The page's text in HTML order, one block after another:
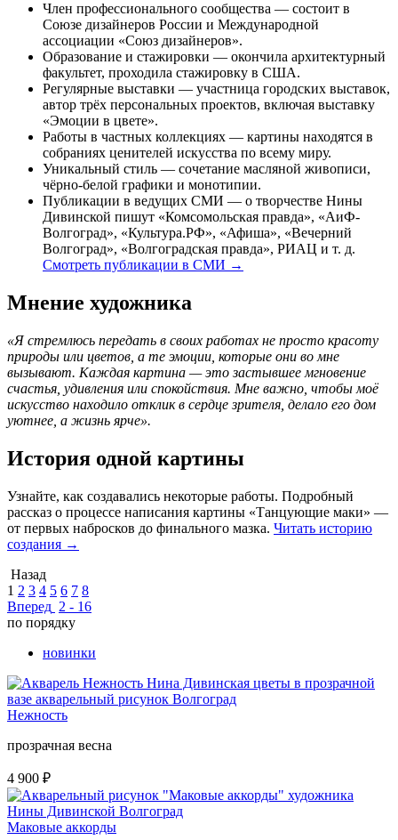
Член профессионального сообщества — состоит в
Союзе дизайнеров России и Международной
ассоциации «Союз дизайнеров».
Образование и стажировки — окончила архитектурный
факультет, проходила стажировку в США.
Регулярные выставки — участница городских выставок,
автор трёх персональных проектов, включая выставку
«Эмоции в цвете».
Работы в частных коллекциях — картины находятся в
собраниях ценителей искусства по всему миру.
Уникальный стиль — сочетание масляной живописи,
чёрно-белой графики и монотипии.
Публикации в ведущих СМИ — о творчестве Нины
Дивинской пишут «Комсомольская правда», «АиФ-
Волгоград», «Культура.РФ», «Афиша», «Вечерний
Волгоград», «Волгоградская правда», РИАЦ и т. д.
Смотреть публикации в СМИ →
Мнение художника
«Я стремлюсь передать в своих работах не просто красоту
природы или цветов, а те эмоции, которые они во мне
вызывают. Каждая картина — это застывшее мгновение
счастья, удивления или спокойствия. Мне важно, чтобы моё
искусство находило отклик в сердце зрителя, делало его дом
уютнее, а жизнь ярче».
История одной картины
Узнайте, как создавались некоторые работы. Подробный
рассказ о процессе написания картины «Танцующие маки» —
от первых набросков до финального мазка. Читать историю
создания →
Назад
1 2 3 4 5 6 7 8
Вперед 2 - 16
по порядку
новинки
Нежность
прозрачная весна
4 900 ₽
Маковые аккорды